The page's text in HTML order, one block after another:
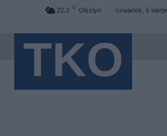
22.3 C Olsztyn czwartek, 6
TKO